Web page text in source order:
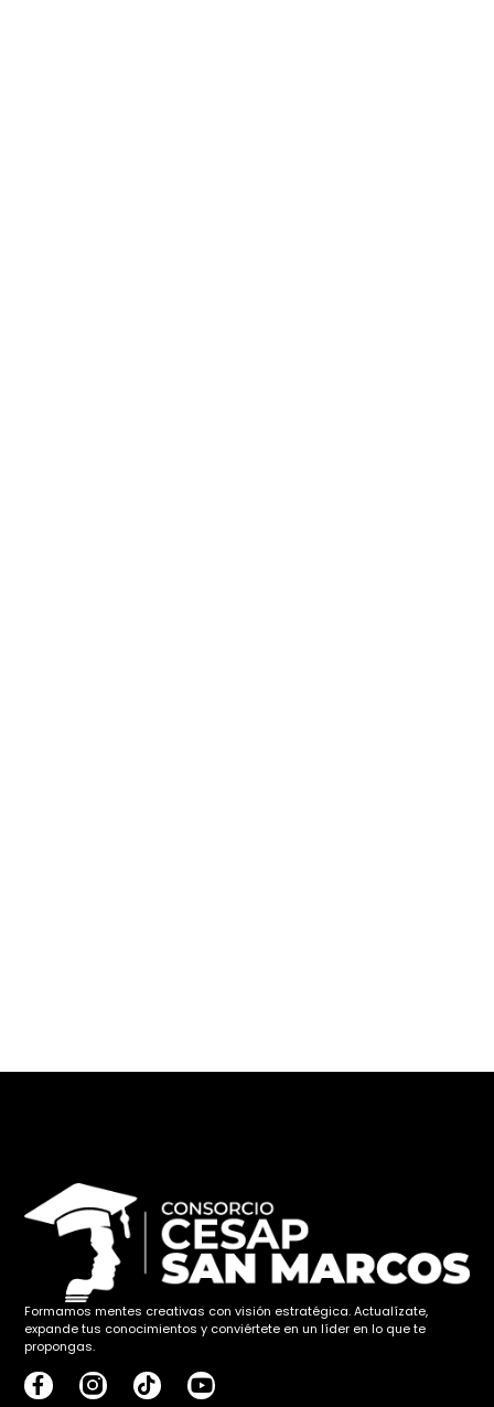
Formamos mentes creativas con visión estratégica. Actualízate,
expande tus conocimientos y conviértete en un líder en lo que te
propongas.